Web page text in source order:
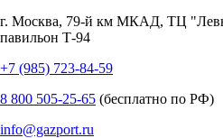
г. Москва, 79-й км МКАД, ТЦ
павильон Т-94
+7 (985) 723-84-59
8 800 505-25-65 (бесплатно по РФ)
info@gazport.ru